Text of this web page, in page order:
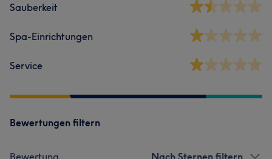
Sauberkeit
Spa-Einrichtungen
Service
Bewertungen filtern
Bewertung Nach Sternen filtern